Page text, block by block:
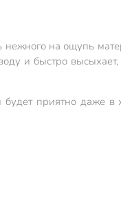
на ощупь
и быстро
приятно даже